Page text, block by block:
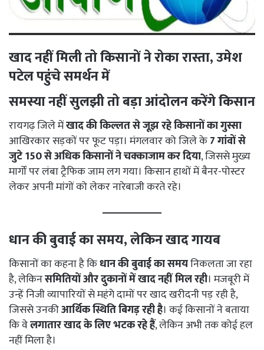
खाद नहीं मिली तो किसानों ने रोका रास्ता, उमेश
पटेल पहुंचे समर्थन में
समस्या नहीं सुलझी तो बड़ा आंदोलन करेंगे किसान
रायगढ़ जिले मेंखाद की किल्लत से जूझ रहे किसानों का गुस्सा
आखिरकार सड़कों पर फूट पड़ा। मंगलवार को जिले के7 गांवों से
जुटे 150 से अधिक किसानों ने चक्काजाम कर दिया, जिससे मुख्य
मार्गों पर लंबा ट्रैफिक जाम लग गया। किसान हाथों में बैनर-पोस्टर
लेकर अपनी मांगों को लेकर नारेबाजी करते रहे।
धान की बुवाई का समय, लेकिन खाद गायब
किसानों का कहना है किधान की बुवाई का समयनिकलता जा रहा
है, लेकिनसमितियों और दुकानों में खाद नहीं मिल रही। मजबूरी में
उन्हें निजी व्यापारियों से महंगे दामों पर खाद खरीदनी पड़ रही है,
जिससे उनकीआर्थिक स्थिति बिगड़ रही है। कई किसानों ने बताया
कि वेलगातार खाद के लिए भटक रहे हैं, लेकिन अभी तक कोई हल
नहीं मिला है।